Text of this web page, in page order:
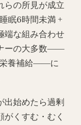
らの所見が成立
眠6時間未満 +
端な組み合わせ
ーの大多数――
養補給――に
出始めたら過剰
くすむ・むく